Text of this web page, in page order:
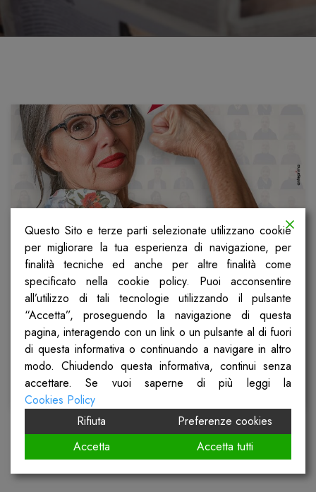
Insieme siamo una forza
Pubblicato il
10 Febbraio 2025
Scopri
Questo Sito e terze parti selezionate utilizzano cookie
per migliorare la tua esperienza di navigazione, per
finalità tecniche ed anche per altre finalità come
specificato nella cookie policy. Puoi acconsentire
all’utilizzo di tali tecnologie utilizzando il pulsante
“Accetta”, proseguendo la navigazione di questa
pagina, interagendo con un link o un pulsante al di fuori
di questa informativa o continuando a navigare in altro
modo. Chiudendo questa informativa, continui senza
accettare. Se vuoi saperne di più leggi la
Cookies Policy
Rifiuta
Preferenze cookies
Accetta
Accetta tutti